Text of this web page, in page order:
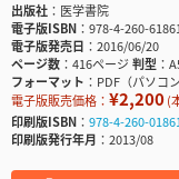
出版社
医学書院
電子版ISBN
978-4-260-
電子版発売日
2016/06/20
ページ数
416ページ判型
フォーマット
PDF（パソコ
電子版販売価格： ¥2,200(
印刷版ISBN
978-4-260-
印刷版発行年月
2013/08